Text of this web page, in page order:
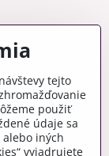
tejto
použiť
údaje sa
alebo iných
vyjadrujete